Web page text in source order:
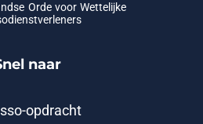
Orde voor Wettelijke
naar
opdracht